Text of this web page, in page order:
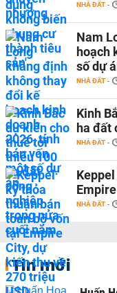
NHÀ ĐẤT -
Nam
hoạch
số dự
NHÀ ĐẤT -
Kinh
ha đất
NHÀ ĐẤT -
NHÀ ĐẤT -
Tin mới